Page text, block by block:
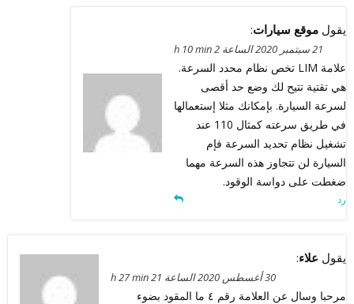
يقول موقع سيارات:
21 سبتمبر 2020 الساعة 2 h 10 min
علامة LIM تخص نظام محدد السرعة.
هي تقتية تتيح لك وضع حد أقصى
لسرعة السيارة. بإمكانك مثلا إستعمالها
في طريق سرعته كمثال 110 عند
تشغيل نظام تحديد السرعة فإم
السيارة لن تتجاوز هذه السرعة مهما
ضغطت على دواسة الوقود.
رد
يقول علاء:
30 أغسطس 2020 الساعة 21 h 27 min
مرحبا وسال عن العلامة رقم ٤ ما المقود بضوء